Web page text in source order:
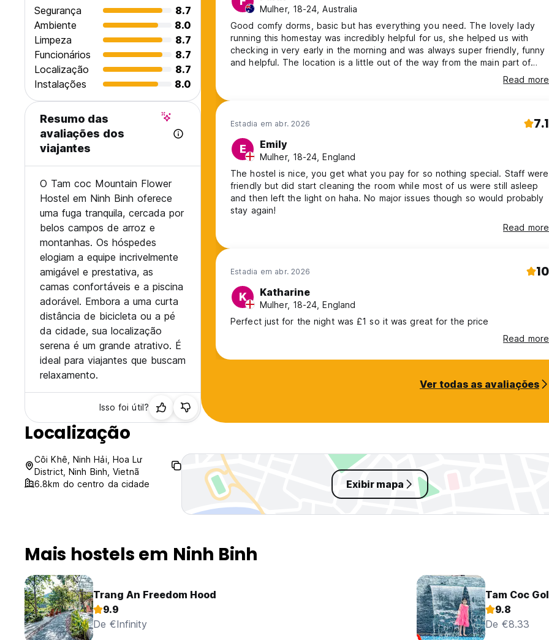
Segurança
8.7
Ambiente
8.0
Limpeza
8.7
Funcionários
8.7
Localização
8.7
Instalações
8.0
Resumo das
avaliações dos
viajantes
O Tam coc Mountain Flower
Hostel em Ninh Binh oferece
uma fuga tranquila, cercada por
belos campos de arroz e
montanhas. Os hóspedes
elogiam a equipe incrivelmente
amigável e prestativa, as
camas confortáveis e a piscina
adorável. Embora a uma curta
distância de bicicleta ou a pé
da cidade, sua localização
serena é um grande atrativo. É
ideal para viajantes que buscam
relaxamento.
Isso foi útil?
Mulher, 18-24, Australia
Good comfy dorms, basic but has everything you need. The lovely lady
running this homestay was incredibly helpful for us, she helped us with
checking in very early in the morning and was always super friendly, funny
and helpful. The location is a little out of the way from the main part of
town but a quick bike ride and there’s heaps of restaurants, bars and the
Read more
Estadia em abr. 2026 7.1
E Emily
Mulher, 18-24, England
The hostel is nice, you get what you pay for so nothing special. Staff were
friendly but did start cleaning the room while most of us were still asleep
and then left the light on haha. No major issues though so would probably
stay again!
Read more
Estadia em abr. 2026 10
K Katharine
Mulher, 18-24, England
Perfect just for the night was £1 so it was great for the price
Read more
Ver todas as avaliações
Localização
Côi Khê, Ninh Hải, Hoa Lư
District, Ninh Binh, Vietnã
6.8km do centro da cidade
Exibir mapa
Mais hostels em Ninh Binh
Trang An Freedom Hood
9.9
De €Infinity
Tam Coc
9.8
De €8.33